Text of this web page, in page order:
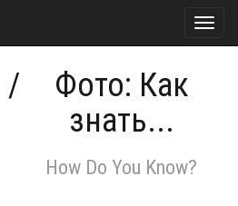
/
Фото: Как
знать...
How Do You Know?